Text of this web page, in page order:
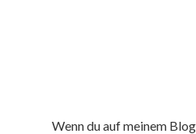
Wenn du auf meinem